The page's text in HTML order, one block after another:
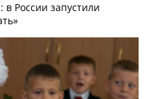
России запустили